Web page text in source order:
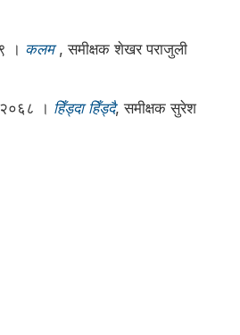
। कलम, समीक्षक शेखर पराजुली
२०६८ । हिँड्दा हिँड्दै, समीक्षक सुरेश